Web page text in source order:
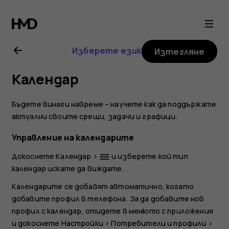
Ръководство
на
потребителя
за
Nokia
8
Sirocco
Изберете език Изтегляне
Календар
Бъдете винаги навреме – научете как да поддържате
актуални своите срещи, задачи и графици.
Управление на календарите
ДокоснетеКалендар > dehaze и изберете кой тип
календар искате да виждате.
Календарите се добавят автоматично, когато
добавите профил в телефона. За да добавите нов
профил с календар, отидете в менюто с приложения
и докоснете Настройки >Потребители и профили >